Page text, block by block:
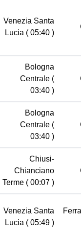
Venezia Santa
Lucia ( 05:40 )
Bologna
Centrale (
03:40 )
Bologna
Centrale (
03:40 )
Chiusi-
Chianciano
Terme ( 00:07 )
Venezia Santa
Lucia ( 05:49 )